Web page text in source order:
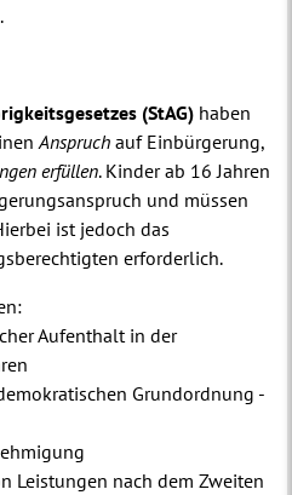
(StAG) haben
Anspruchauf Einbürgerung,
erfüllen. Kinder ab 16 Jahren
und müssen
ist jedoch das
erforderlich.
Aufenthalt in der
Grundordnung -
Leistungen nach dem Zweiten